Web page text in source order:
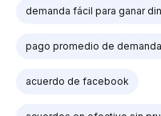
demanda fácil para ganar
pago promedio de
acuerdo de facebook